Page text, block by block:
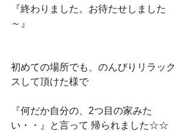
『終わりました。お待たせしました
～』
初めての場所でも、のんびりリラック
スして頂けた様で
『何だか自分の、2つ目の家みた
い・・』と言って 帰られました☆☆